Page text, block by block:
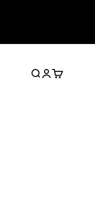
검색로그인장바구니